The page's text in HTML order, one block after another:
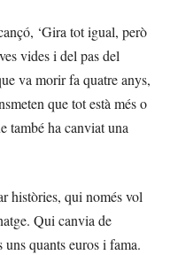
‘Gira tot igual, però
vides i del pas del
va morir fa quatre anys,
que tot està més o
també ha canviat una
històries, qui només vol
Qui canvia de
quants euros i fama.